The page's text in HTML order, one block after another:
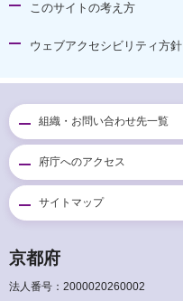
このサイトの考え方
ウェブアクセシビリティ方針
組織・お問い合わせ先一覧
府庁へのアクセス
サイトマップ
京都府
法人番号：2000020260002